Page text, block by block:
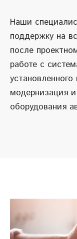
Наши
поддержку на
после
работе с
модернизация
оборудования